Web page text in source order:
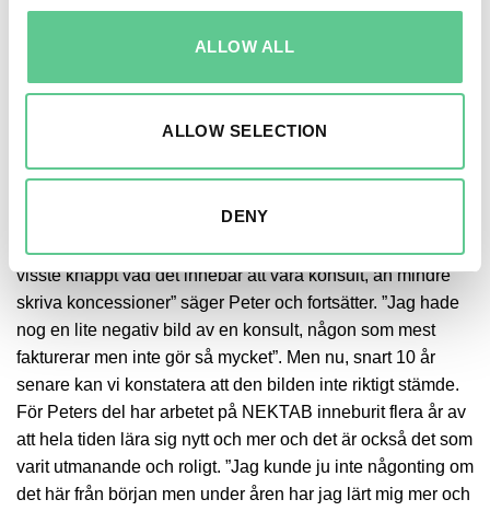
ALLOW ALL
ALLOW SELECTION
DENY
SLUMPEN
Året 2015 tackade Peter ja till tjänsten som miljökonsult på
NEKTAB. Men att Peter hamnade just här i
slump. ”Jag hade lämnat forskningen och sökte fyra olika
jobb. Tre av dem var på länsstyrelser och ett av dem på
enda som faktiskt var lokaliserat i Göteborg där jag bodde,
så därför hamnade jag här, på kontoret i Mölndal. Jag
visste knappt vad det innebar att vara konsult, än mindre
skriva koncessioner” säger Peter och fortsätter. ”Jag hade
nog en lite negativ bild av en konsult, någon som mest
fakturerar men inte gör så mycket”. Men nu, snart 10 år
senare kan vi konstatera att den bilden inte riktigt stämde.
För Peters del har arbetet på NEKTAB inneburit flera år av
att hela tiden lära sig nytt och mer och det är också det som
varit utmanande och roligt. ”Jag kunde ju inte någonting om
det här från början men under åren har jag lärt mig mer och